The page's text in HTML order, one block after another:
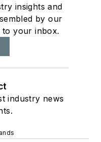
insights and
by our
to your inbox.
industry news